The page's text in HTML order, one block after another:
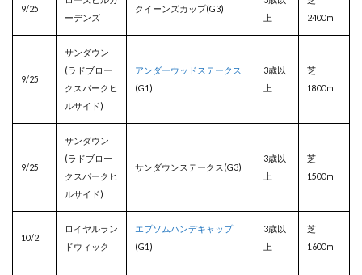
9/25
ーデンズ
クイーンズカップ(G3)
上
2400m
9/25
サンダウン
(ラドブロー
クスパークヒ
ルサイド)
アンダーウッドステークス
(G1)
3歳以
上
芝
1800m
9/25
サンダウン
(ラドブロー
クスパークヒ
ルサイド)
サンダウンステークス(G3)
3歳以
上
芝
1500m
10/2
ロイヤルラン
ドウィック
エプソムハンデキャップ
(G1)
3歳以
上
芝
1600m